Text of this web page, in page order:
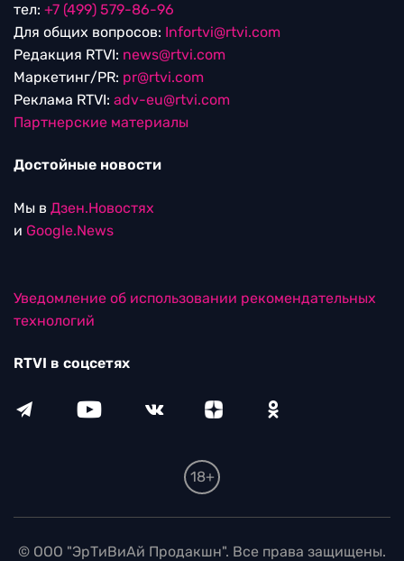
тел: +7 (499) 579-86-96
Для общих вопросов: Infortvi@rtvi.com
Редакция RTVI: news@rtvi.com
Маркетинг/PR: pr@rtvi.com
Реклама RTVI: adv-eu@rtvi.com
Партнерские материалы
Достойные новости
Мы в Дзен.Новостях
и Google.News
Уведомление об использовании рекомендательных
технологий
RTVI в соцсетях
18+
© ООО "ЭрТиВиАй Продакшн". Все права защищены.